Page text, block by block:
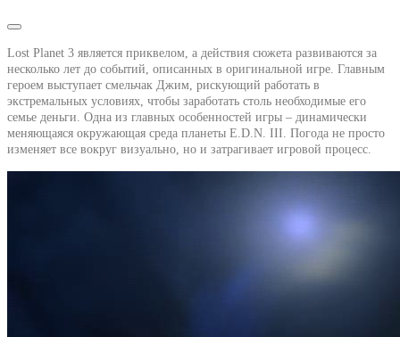
Lost Planet 3 является приквелом, а действия сюжета развиваются за
несколько лет до событий, описанных в оригинальной игре. Главным
героем выступает смельчак Джим, рискующий работать в
экстремальных условиях, чтобы заработать столь необходимые его
семье деньги. Одна из главных особенностей игры – динамически
меняющаяся окружающая среда планеты E.D.N. III. Погода не просто
изменяет все вокруг визуально, но и затрагивает игровой процесс.